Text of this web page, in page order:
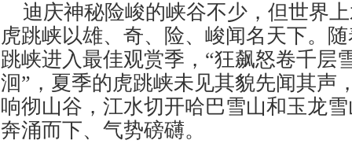
迪庆神秘险峻的峡谷不少，但世界
虎跳峡以雄、奇、险、峻闻名天下。
跳峡进入最佳观赏季， “狂飙怒卷千层
洄”，夏季的虎跳峡未见其貌先闻其声
响彻山谷，江水切开哈巴雪山和玉龙
奔涌而下、气势磅礴。